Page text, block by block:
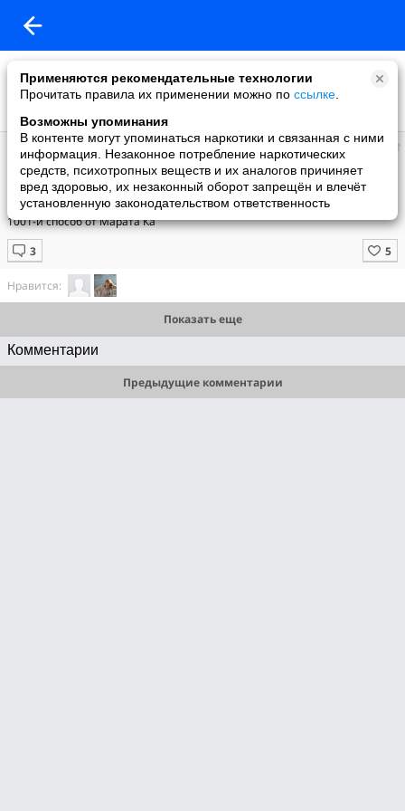
Применяются рекомендательные технологии
Прочитать правила их применении можно по ссылке
Возможны упоминания
В контенте могут упоминаться наркотики и связанная с ними
информация. Незаконное потребление наркотических
средств, психотропных веществ и их аналогов причиняет
вред здоровью, их незаконный оборот запрещён и влечёт
установленную законодательством ответственность
Julia
добавила видео
11.06.2009
Скелетирование листьев
1001-й способ от Марата Ка
Нравится:
Показать еще
Комментарии
Предыдущие комментарии